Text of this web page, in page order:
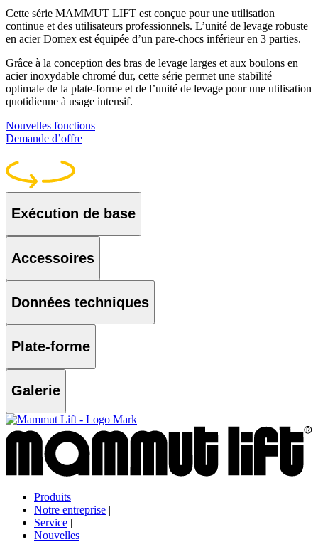
Cette série MAMMUT LIFT est conçue pour une utilisation
continue et des utilisateurs professionnels. L’unité de levage robuste
en acier Domex est équipée d’un pare-chocs inférieur en 3 parties.
Grâce à la conception des bras de levage larges et aux boulons en
acier inoxydable chromé dur, cette série permet une stabilité
optimale de la plate-forme et de l’unité de levage pour une utilisation
quotidienne à usage intensif.
Nouvelles fonctions
Demande d’offre
Exécution de base
Accessoires
Données techniques
Plate-forme
Galerie
Produits |
Notre entreprise |
Service |
Nouvelles